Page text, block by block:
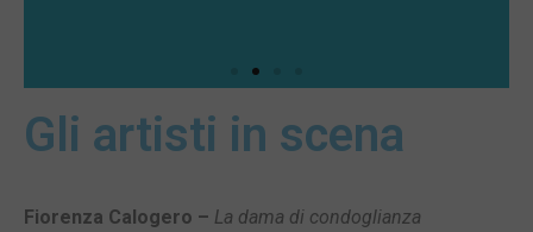
Gli artisti in scena
Fiorenza Calogero – La dama di condoglianza